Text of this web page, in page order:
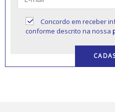
Concordo em receber
conforme descrito na nossa